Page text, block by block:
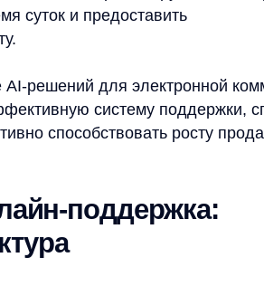
поддержка:
система
за рамки простого решения
проблем